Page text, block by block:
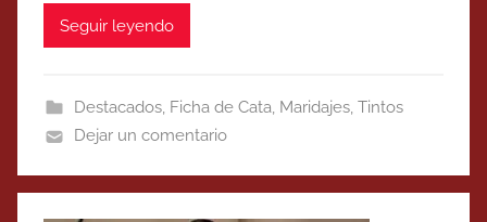
Seguir leyendo
Destacados, Ficha de Cata, Maridajes, Tintos
Dejar un comentario